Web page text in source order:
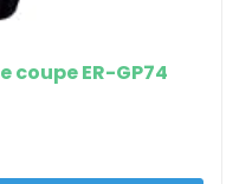
coupe ER-GP74